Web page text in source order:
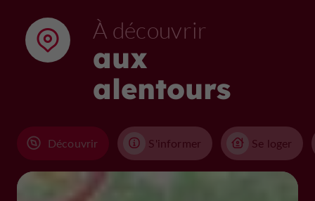
À découvrir
aux
alentours
Découvrir S'informer Se loger